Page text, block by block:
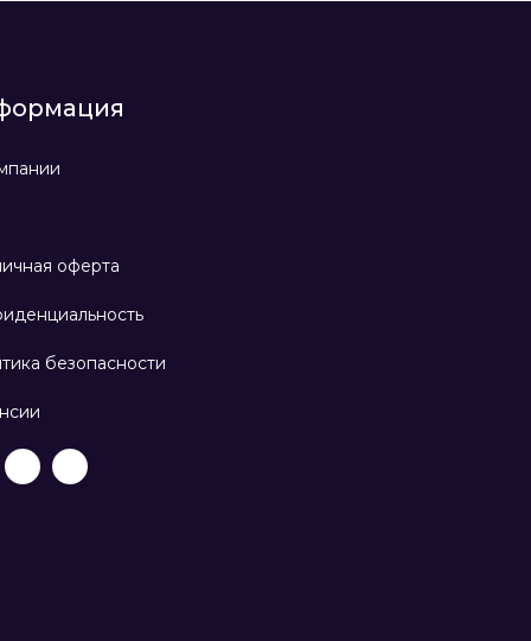
оферта
безопасности